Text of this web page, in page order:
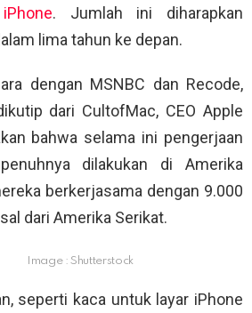
iPhone. Jumlah ini diharapkan
lima tahun ke depan.
dengan MSNBC dan Recode,
dari CultofMac, CEO Apple
bahwa selama ini pengerjaan
dilakukan di Amerika
berkerjasama dengan 9.000
dari Amerika Serikat.
Image : Shutterstock
seperti kaca untuk layar iPhone